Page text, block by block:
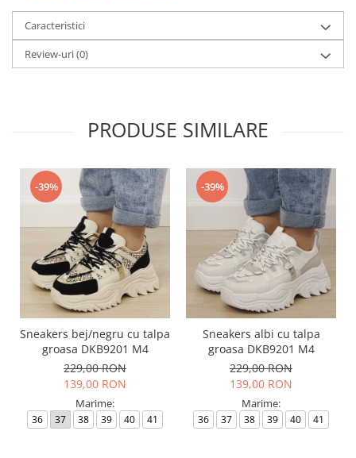
Caracteristici
Review-uri(0)
PRODUSE SIMILARE
-39%
Sneakers bej/negru cu talpa
groasa DKB9201 M4
229,00 RON
139,00 RON
Marime:
36 37 38 39 40 41
-39%
Sneakers albi cu talpa
groasa DKB9201 M4
229,00 RON
139,00 RON
Marime:
36 37 38 39 40 41